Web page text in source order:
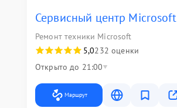
Сервисный центр Microsoft
Ремонт техники Microsoft
5,0232 оценки
Открыто до 21:00
Маршрут